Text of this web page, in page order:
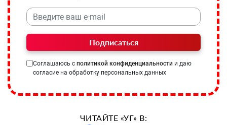
Подписаться
Соглашаюсь с политикой конфиденциальности и даю
согласие на обработку персональных данных
ЧИТАЙТЕ «УГ» В: